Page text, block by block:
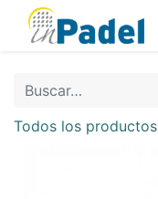
Todos los productos